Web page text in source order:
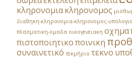
κληρονομιακληρονομος
διαθηκη-κληρονομια-κληρονομος-
πλασματικη-ομαδα οικογενειακη οχημα
πιστοποιητικοποινικη
συναινετικό τεκμήριο τεκνο